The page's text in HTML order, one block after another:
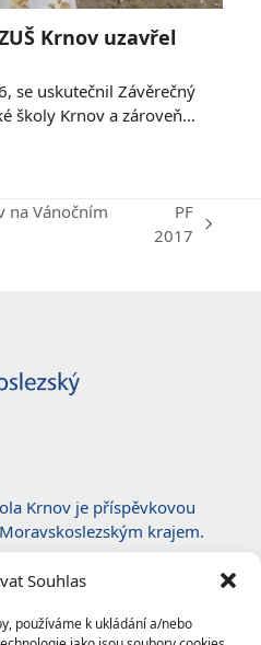
Souhlas
používáme k ukládání a/nebo
Krnov uzavřel
se uskutečnil Závěrečný
školy Krnov a zároveň…
na Vánočním
next
PF
2017
Krnov je příspěvkovou
krajem.
ISO 50001:2019